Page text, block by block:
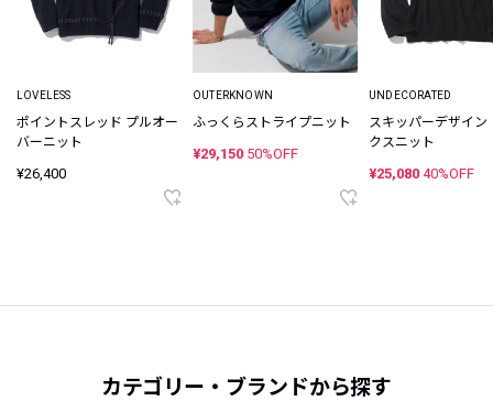
LOVELESS
ポイントスレッド プルオー
バーニット
¥26,400
OUTERKNOWN
ふっくらストライプニット
¥29,150 50%OFF
UNDECORATED
スキッパーデザイン
クスニット
¥25,080 40%OFF
カテゴリー・ブランドから探す